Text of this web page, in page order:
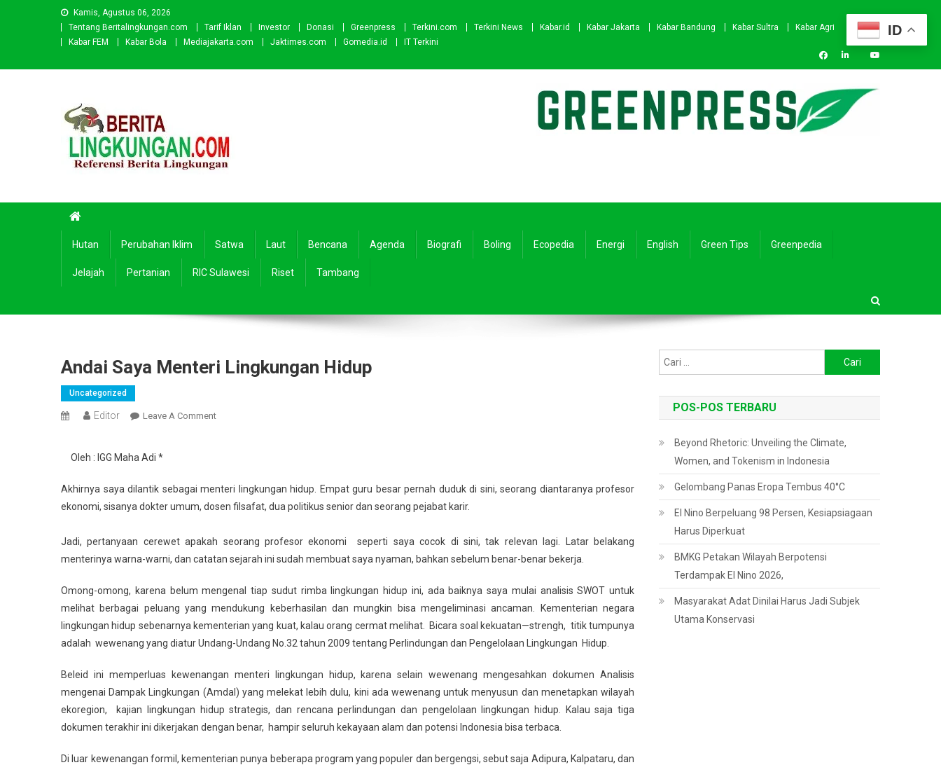
Kamis, Agustus 06, 2026
Tentang Beritalingkungan.com
Tarif Iklan Investor Donasi Greenpress Terkini.com Terkini News Kabar.id Kabar Jakarta Kabar Bandung Kabar Sultra
Kabar Agri
Kabar FEM
Kabar Bola Mediajakarta.com Jaktimes.com Gomedia.id IT Terkini
Hutan Perubahan Iklim Satwa Laut Bencana Agenda Biografi Boling Ecopedia Energi English Green Tips Greenpedia
Jelajah Pertanian RIC Sulawesi Riset Tambang
Andai Saya Menteri Lingkungan Hidup
Uncategorized
Editor Leave A CommentOn
Hidup
Oleh : IGG Maha Adi *
Akhirnya saya dilantik sebagai menteri lingkungan hidup. Empat guru besar pernah duduk di sini, seorang diantaranya profesor
ekonomi, sisanya dokter umum, dosen filsafat, dua politikus senior dan seorang pejabat karir.
Jadi, pertanyaan cerewet apakah seorang profesor ekonomi seperti saya cocok di sini, tak relevan lagi. Latar belakang
menterinya warna-warni, dan catatan sejarah ini sudah membuat saya nyaman, bahkan sebelum benar-benar bekerja.
Omong-omong, karena belum mengenal tiap sudut rimba lingkungan hidup ini, ada baiknya saya mulai analisis SWOT untuk
melihat berbagai peluang yang mendukung keberhasilan dan mungkin bisa mengeliminasi ancaman. Kementerian negara
lingkungan hidup sebenarnya kementerian yang kuat, kalau orang cermat melihat. Bicara soal kekuatan—strengh, titik tumpunya
adalah wewenang yang diatur Undang-Undang No.32 tahun 2009 tentang Perlindungan dan Pengelolaan Lingkungan Hidup.
Beleid ini memperluas kewenangan menteri lingkungan hidup, karena selain wewenang mengesahkan dokumen Analisis
mengenai Dampak Lingkungan (Amdal) yang melekat lebih dulu, kini ada wewenang untuk menyusun dan menetapkan wilayah
ekoregion, kajian lingkungan hidup strategis, dan rencana perlindungan dan pengelolaan lingkungan hidup. Kalau saja tiga
dokumen terakhir ini dikerjakan dengan benar, hampir seluruh kekayaan alam dan potensi Indonesia bisa terbaca.
Di luar kewenangan formil, kementerian punya beberapa program yang populer dan bergengsi, sebut saja Adipura, Kalpataru, dan
untuk:
POS-POS TERBARU
Beyond Rhetoric: Unveiling the Climate,
Women, and Tokenism in Indonesia
Gelombang Panas Eropa Tembus 40°C
El Nino Berpeluang 98 Persen, Kesiapsiagaan
Harus Diperkuat
BMKG Petakan Wilayah Berpotensi
Terdampak El Nino 2026,
Masyarakat Adat Dinilai Harus Jadi Subjek
Utama Konservasi
ID